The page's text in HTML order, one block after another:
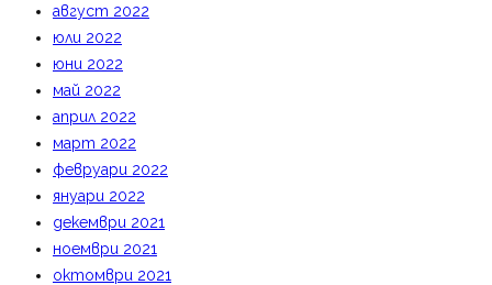
август 2022
юли 2022
юни 2022
май 2022
април 2022
март 2022
февруари 2022
януари 2022
декември 2021
ноември 2021
октомври 2021